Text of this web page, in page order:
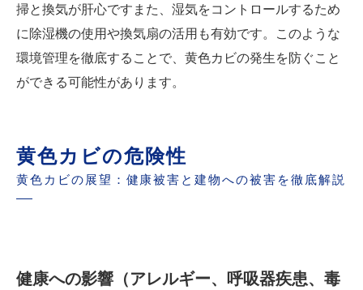
掃と換気が肝心ですまた、湿気をコントロールするため
に除湿機の使用や換気扇の活用も有効です。このような
環境管理を徹底することで、黄色カビの発生を防ぐこと
ができる可能性があります。
黄色カビの危険性
黄色カビの展望：健康被害と建物への被害を徹底解説
健康への影響（アレルギー、呼吸器疾患、毒